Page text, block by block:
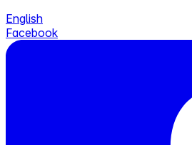
English
Facebook